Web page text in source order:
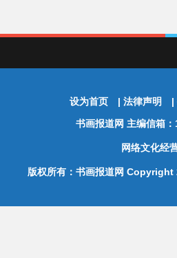
设为首页 | 法律声明 |
书画报道网 主编信箱
网络文化经
版权所有：书画报道网